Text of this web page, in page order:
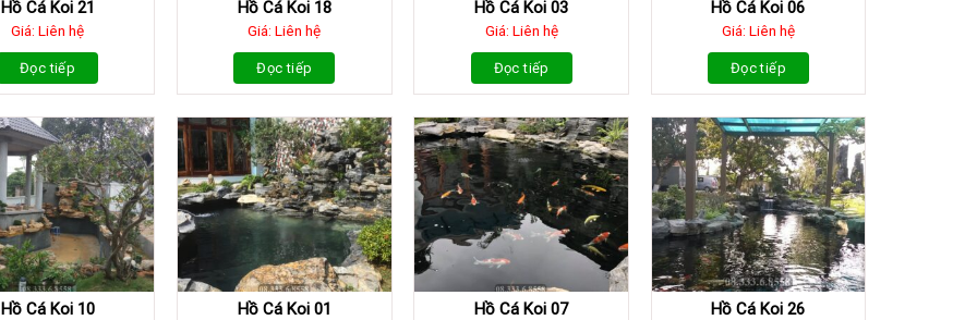
Hồ Cá Koi 21
Giá: Liên hệ
Đọc tiếp
Hồ Cá Koi 18
Giá: Liên hệ
Đọc tiếp
Hồ Cá Koi 03
Giá: Liên hệ
Đọc tiếp
Hồ Cá Koi 06
Giá: Liên hệ
Đọc tiếp
Hồ Cá Koi 10 Hồ Cá Koi 01 Hồ Cá Koi 07 Hồ Cá Koi 26